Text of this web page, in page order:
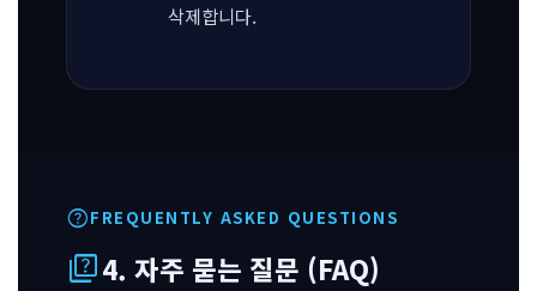
삭제합니다.
helpFREQUENTLY ASKED QUESTIONS
quiz4. 자주 묻는 질문 (FAQ)